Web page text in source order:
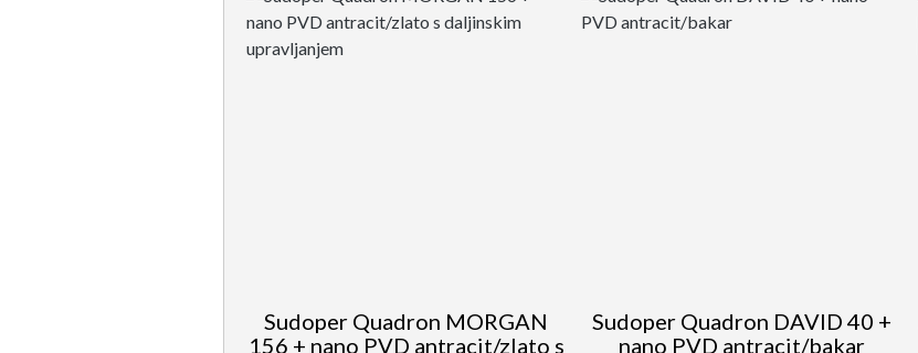
Sudoper Quadron MORGAN
156 + nano PVD antracit/zlato s
Sudoper Quadron DAVID 40 +
nano PVD antracit/bakar